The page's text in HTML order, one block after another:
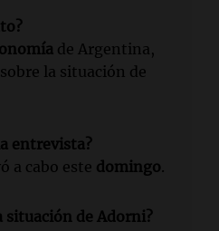
de Argentina,
la situación de
entrevista?
a cabo este domingo.
situación de Adorni?